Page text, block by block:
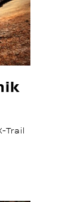
Trail